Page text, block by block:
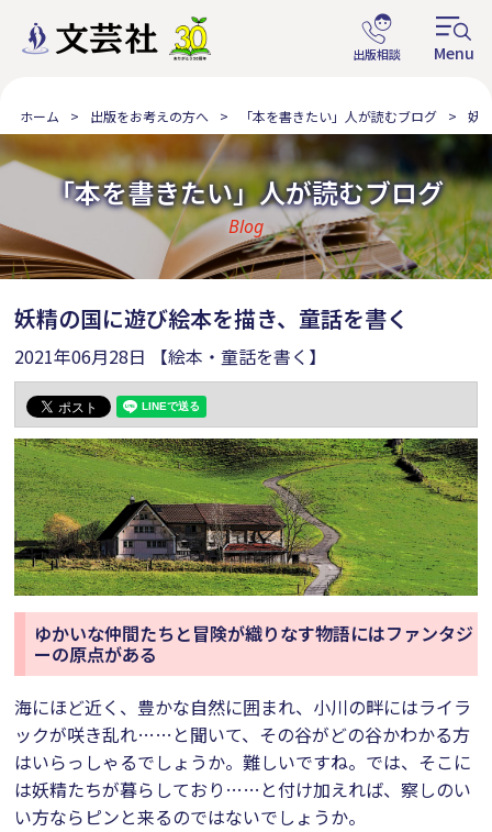
ホーム 出版をお考えの方へ 「本を書きたい」人が読むブログ 妖
「本を書きたい」人が読むブログ
Blog
妖精の国に遊び絵本を描き、童話を書く
2021年06月28日 【絵本・童話を書く】
ゆかいな仲間たちと冒険が織りなす物語にはファンタジ
ーの原点がある
海にほど近く、豊かな自然に囲まれ、小川の畔にはライラ
ックが咲き乱れ……と聞いて、その谷がどの谷かわかる方
はいらっしゃるでしょうか。難しいですね。では、そこに
は妖精たちが暮らしており……と付け加えれば、察しのい
い方ならピンと来るのではないでしょうか。